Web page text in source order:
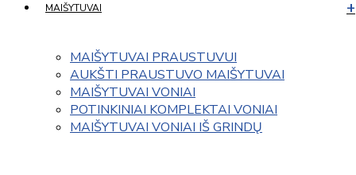
MAIŠYTUVAI
MAIŠYTUVAI PRAUSTUVUI
AUKŠTI PRAUSTUVO MAIŠYTUVAI
MAIŠYTUVAI VONIAI
POTINKINIAI KOMPLEKTAI VONIAI
MAIŠYTUVAI VONIAI IŠ GRINDŲ